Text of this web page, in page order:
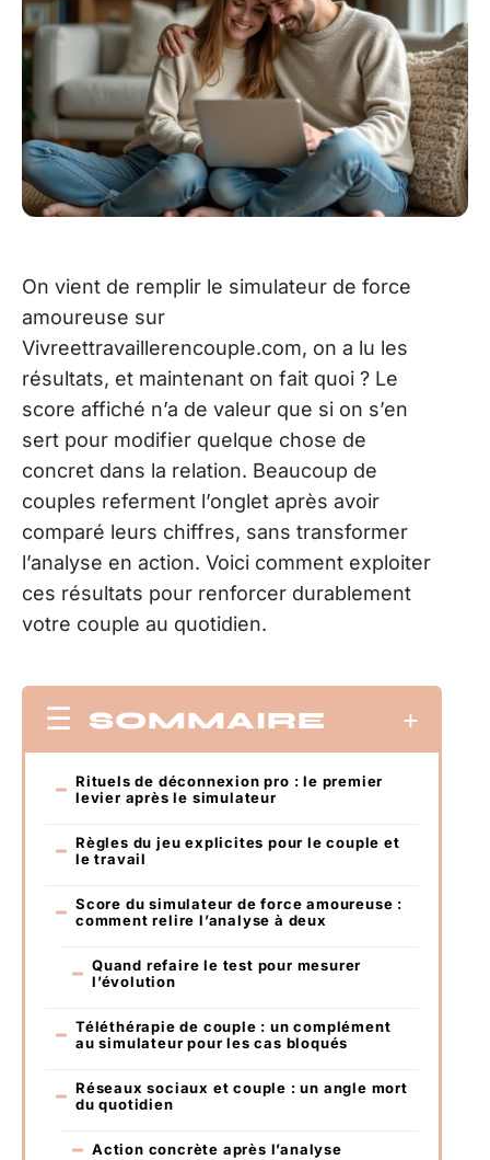
On vient de remplir le simulateur de force
amoureuse sur
Vivreettravaillerencouple.com, on a lu les
résultats, et maintenant on fait quoi ? Le
score affiché n’a de valeur que si on s’en
sert pour modifier quelque chose de
concret dans la relation. Beaucoup de
couples referment l’onglet après avoir
comparé leurs chiffres, sans transformer
l’analyse en action. Voici comment exploiter
ces résultats pour renforcer durablement
votre couple au quotidien.
SOMMAIRE
Rituels de déconnexion pro : le premier
levier après le simulateur
Règles du jeu explicites pour le couple et
le travail
Score du simulateur de force amoureuse :
comment relire l’analyse à deux
Quand refaire le test pour mesurer
l’évolution
Téléthérapie de couple : un complément
au simulateur pour les cas bloqués
Réseaux sociaux et couple : un angle mort
du quotidien
Action concrète après l’analyse